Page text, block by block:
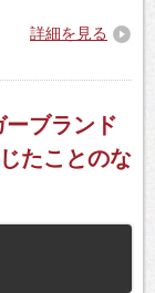
詳細を見る
ーブランド
たことのな